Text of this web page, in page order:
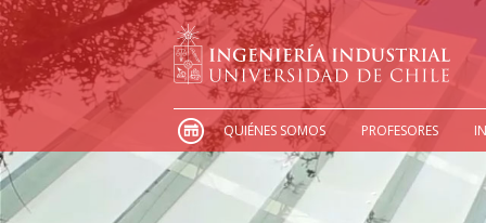
QUIÉNES SOMOS PROFESORES